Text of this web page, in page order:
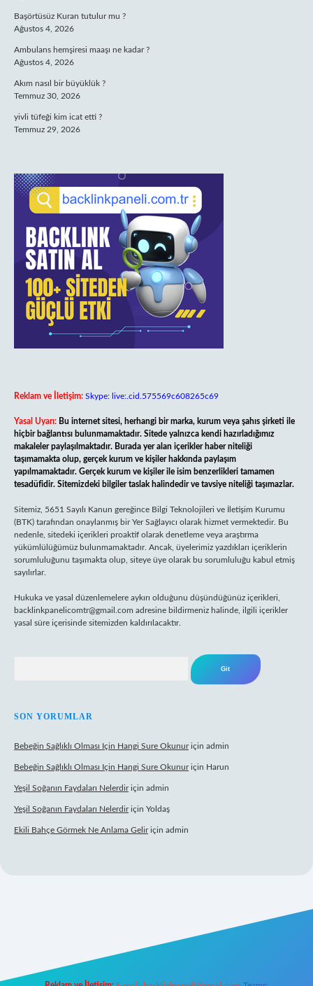
Başörtüsüz Kuran tutulur mu ?
Ağustos 4, 2026
Ambulans hemşiresi maaşı ne kadar ?
Ağustos 4, 2026
Akım nasıl bir büyüklük ?
Temmuz 30, 2026
yivli tüfeği kim icat etti ?
Temmuz 29, 2026
Reklam ve İletişim: Skype: live:.cid.575569c608265c69
Yasal Uyarı: Bu internet sitesi, herhangi bir marka, kurum veya şahıs şirketi ile
hiçbir bağlantısı bulunmamaktadır. Sitede yalnızca kendi hazırladığımız
makaleler paylaşılmaktadır. Burada yer alan içerikler haber niteliği
taşımamakta olup, gerçek kurum ve kişiler hakkında paylaşım
yapılmamaktadır. Gerçek kurum ve kişiler ile isim benzerlikleri tamamen
tesadüfidir. Sitemizdeki bilgiler taslak halindedir ve tavsiye niteliği taşımazlar.
Sitemiz, 5651 Sayılı Kanun gereğince Bilgi Teknolojileri ve İletişim Kurumu
(BTK) tarafından onaylanmış bir Yer Sağlayıcı olarak hizmet vermektedir. Bu
nedenle, sitedeki içerikleri proaktif olarak denetleme veya araştırma
yükümlülüğümüz bulunmamaktadır. Ancak, üyelerimiz yazdıkları içeriklerin
sorumluluğunu taşımakta olup, siteye üye olarak bu sorumluluğu kabul etmiş
sayılırlar.
Hukuka ve yasal düzenlemelere aykırı olduğunu düşündüğünüz içerikleri,
backlinkpanelicomtr@gmail.com adresine bildirmeniz halinde, ilgili içerikler
yasal süre içerisinde sitemizden kaldırılacaktır.
SON YORUMLAR
Bebeğin Sağlıklı Olması Için Hangi Sure Okunuriçin admin
Bebeğin Sağlıklı Olması Için Hangi Sure Okunuriçin Harun
Yeşil Soğanın Faydaları Nelerdiriçin admin
Yeşil Soğanın Faydaları Nelerdiriçin Yoldaş
Ekili Bahçe Görmek Ne Anlama Geliriçin admin